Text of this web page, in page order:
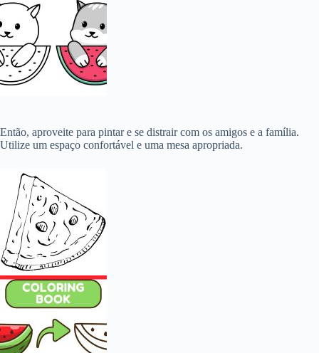
Então, aproveite para pintar e se distrair com os amigos e a família.
Utilize um espaço confortável e uma mesa apropriada.